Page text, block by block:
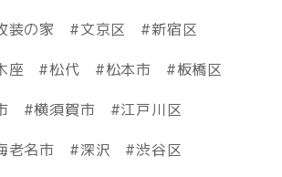
装の家 文京区
新宿区
座 松代 松本市
板橋区
横須賀市
江戸川区
老名市 深沢
渋谷区